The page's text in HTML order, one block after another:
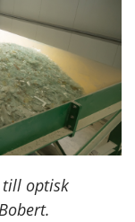
till optisk